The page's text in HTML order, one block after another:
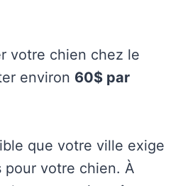
votre chien chez le
environ 60$ par
que votre ville exige
pour votre chien. À